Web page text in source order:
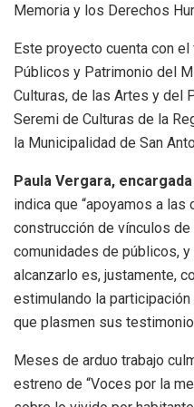
Memoria y los Derechos
Este proyecto cuenta con
Públicos y Patrimonio del
Culturas, de las Artes y del
Seremi de Culturas de la
la Municipalidad de San
Paula Vergara,
indica que “apoyamos a
construcción de vínculos
comunidades de públicos,
alcanzarlo es, justamente,
estimulando la
que plasmen sus
Meses de arduo trabajo
estreno de “Voces por la